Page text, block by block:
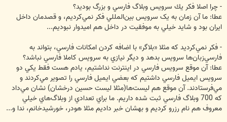
- چرا اصلا فكر يك سرويس وبلاگ فارسي و بزرگ بوديد؟
عطا: ما آن زمان به يک سرويس بين‌المللي فکر نمي‌کرديم، و قصدمان داخل
ايران بود و شايد خيلي به موفقيت در داخل هم اميدوار نبوديم...
- فكر نمي‌كرديد كه مثلا «بلاگر» با اضافه كردن امكانات فارسي، بتواند به
فارسي‌زبان‌ها سرويس بدهد و ديگر نيازي به سرويس كاملا فارسي نباشد؟
عطا: آن موقع سرويس فارسي در اينترنت نداشتيم، يادم هست فقط يكي دو
سرويس ايميل فارسي داشتيم كه بعضي ايميل فارسي را تصوير مي‌كردند و
مي‌فرستادند. آن موقع هم ليست‌ها(مثلا ليست حسين درخشان) نشان مي‌داد
كه 700 وبلاگ فارسي ثبت شده داريم. ما براي تعدادي از وبلاگ‌هاي خيلي
معروف هم نام رزرو كرديم و بهشان خبر داديم مثلا هودر، خورشيدخانم، ندا و...